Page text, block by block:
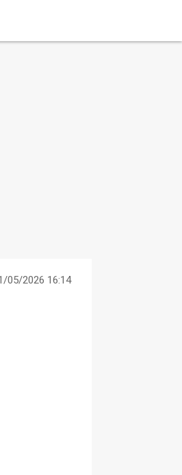
05/2026 16:14